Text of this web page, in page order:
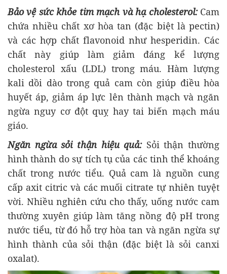
Bảo vệ sức khỏe tim mạch và hạ cholesterol: Cam
chứa nhiều chất xơ hòa tan (đặc biệt là pectin)
và các hợp chất flavonoid như hesperidin. Các
chất này giúp làm giảm đáng kể lượng
cholesterol xấu (LDL) trong máu. Hàm lượng
kali dồi dào trong quả cam còn giúp điều hòa
huyết áp, giảm áp lực lên thành mạch và ngăn
ngừa nguy cơ đột quỵ hay tai biến mạch máu
giáo.
Ngăn ngừa sỏi thận hiệu quả:Sỏi thận thường
hình thành do sự tích tụ của các tinh thể khoáng
chất trong nước tiểu. Quả cam là nguồn cung
cấp axit citric và các muối citrate tự nhiên tuyệt
vời. Nhiều nghiên cứu cho thấy, uống nước cam
thường xuyên giúp làm tăng nồng độ pH trong
nước tiểu, từ đó hỗ trợ hòa tan và ngăn ngừa sự
hình thành của sỏi thận (đặc biệt là sỏi canxi
oxalat).